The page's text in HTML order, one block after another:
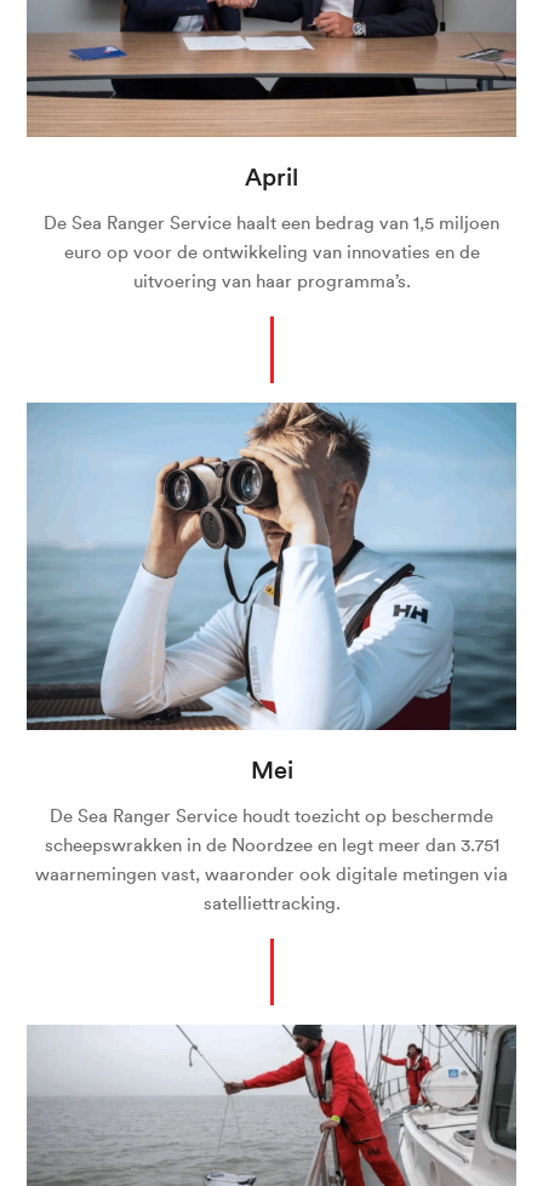
April
De Sea Ranger Service haalt een bedrag van 1,5 miljoen
euro op voor de ontwikkeling van innovaties en de
uitvoering van haar programma’s.
Mei
De Sea Ranger Service houdt toezicht op beschermde
scheepswrakken in de Noordzee en legt meer dan 3.751
waarnemingen vast, waaronder ook digitale metingen via
satelliettracking.